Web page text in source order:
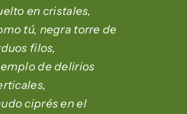
en cristales,
tú, negra torre de
filos,
de delirios
ciprés en el